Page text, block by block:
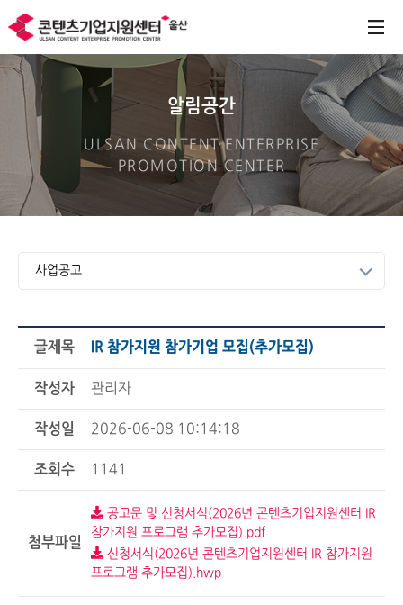
알림공간
ULSAN CONTENT ENTERPRISE
PROMOTION CENTER
사업공고
글제목 IR 참가지원 참가기업 모집(추가모집)
작성자 관리자
작성일 2026-06-08 10:14:18
조회수 1141
첨부파일
공고문 및 신청서식(2026년 콘텐츠기업지원센터 IR
참가지원 프로그램 추가모집).pdf
신청서식(2026년 콘텐츠기업지원센터 IR 참가지원
프로그램 추가모집).hwp